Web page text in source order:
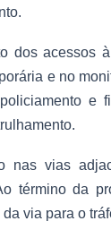
dos acessos
e no
e
nas vias
término da
via para o